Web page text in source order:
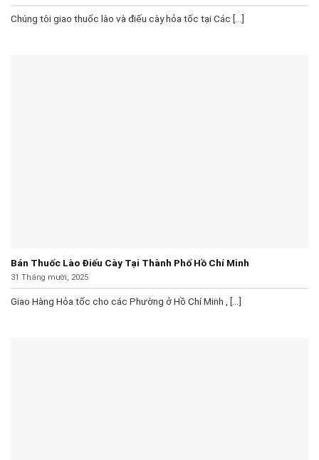
Chúng tôi giao thuốc lào và điếu cày hỏa tốc tại Các [...]
Bán Thuốc Lào Điếu Cày Tại Thành Phố Hồ Chí Minh
31 Tháng mười, 2025
Giao Hàng Hỏa tốc cho các Phường ở Hồ Chí Minh , [...]